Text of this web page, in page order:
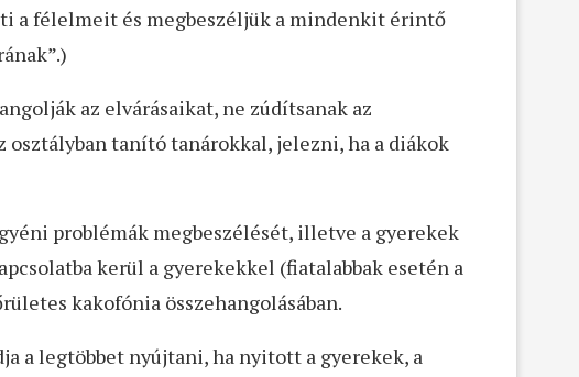
a félelmeit és megbeszéljük a mindenkit érintő
az elvárásaikat, ne zúdítsanak az
tanító tanárokkal, jelezni, ha a diákok
problémák megbeszélését, illetve a gyerekek
kerül a gyerekekkel (fiatalabbak esetén a
kakofónia összehangolásában.
a legtöbbet nyújtani, ha nyitott a gyerekek, a